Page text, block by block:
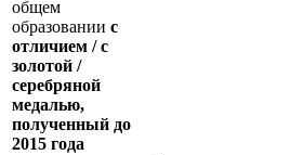
общем
образовании с
отличием / с
золотой /
серебряной
медалью,
полученный до
2015 года